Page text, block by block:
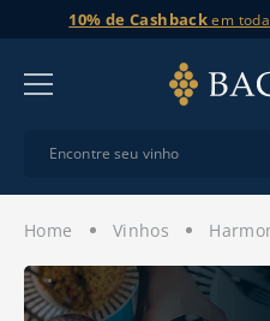
10% de Cashbackem
vinhos